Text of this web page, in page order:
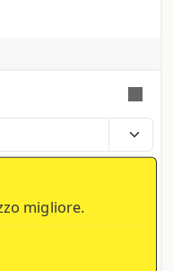
variare a seconda
nel carrello
migliore.